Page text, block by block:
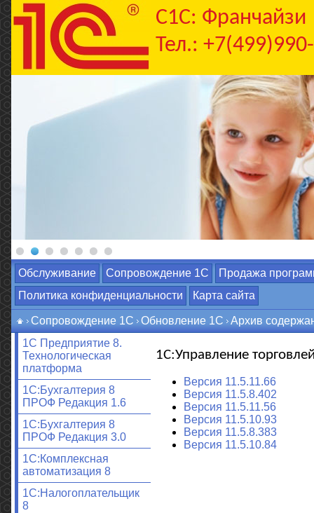
C1С: Франчайзи
Тел.:
Обслуживание Сопровождение 1С
Продажа
Политика конфиденциальности
Карта сайта
Сопровождение 1С Обновление 1С
Архив
1С Предприятие 8.
Технологическая
платформа
1C:Бухгалтерия 8
ПРОФ Редакция 1.6
1C:Бухгалтерия 8
ПРОФ Редакция 3.0
1С:Комплексная
автоматизация 8
1С:Налогоплательщик
8
1С:Управление
Версия 11.5.11.66
Версия 11.5.8.402
Версия 11.5.11.56
Версия 11.5.10.93
Версия 11.5.8.383
Версия 11.5.10.84